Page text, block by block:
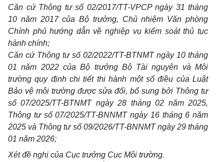
Căn cứ Thông tư số 02/2017/TT-VPCPngày 31 tháng
10 năm 2017 của Bộ trưởng, Chủ nhiệm Văn phòng
Chính phủ hướng dẫn về nghiệp vụ kiểm soát thủ tục
hành chính;
Căn cứ Thông tư số 02/2022/TT-BTNMTngày 10 tháng
01 năm 2022 của Bộ trưởng Bộ Tài nguyên và Môi
trường quy định chi tiết thi hành một số điều của Luật
Bảo vệ môi trường được sửa đổi, bổ sung bởi Thông tư
số07/2025/TT-BTNMTngày 28 tháng 02 năm 2025,
Thông tư số07/2025/TT-BNNMTngày 16 tháng 6 năm
2025 và Thông tư số 09/2026/TT-BNNMTngày 29 tháng
01 năm 2026;
Xét đề nghị của Cục trưởng Cục Môi trường.